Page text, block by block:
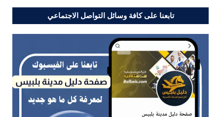
تابعنا على كافة وسائل التواصل الاجتماعي